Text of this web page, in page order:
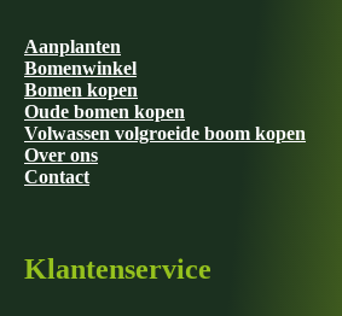
Aanplanten
Bomenwinkel
Bomen kopen
Oude bomen kopen
Volwassen volgroeide boom kopen
Over ons
Contact
Klantenservice